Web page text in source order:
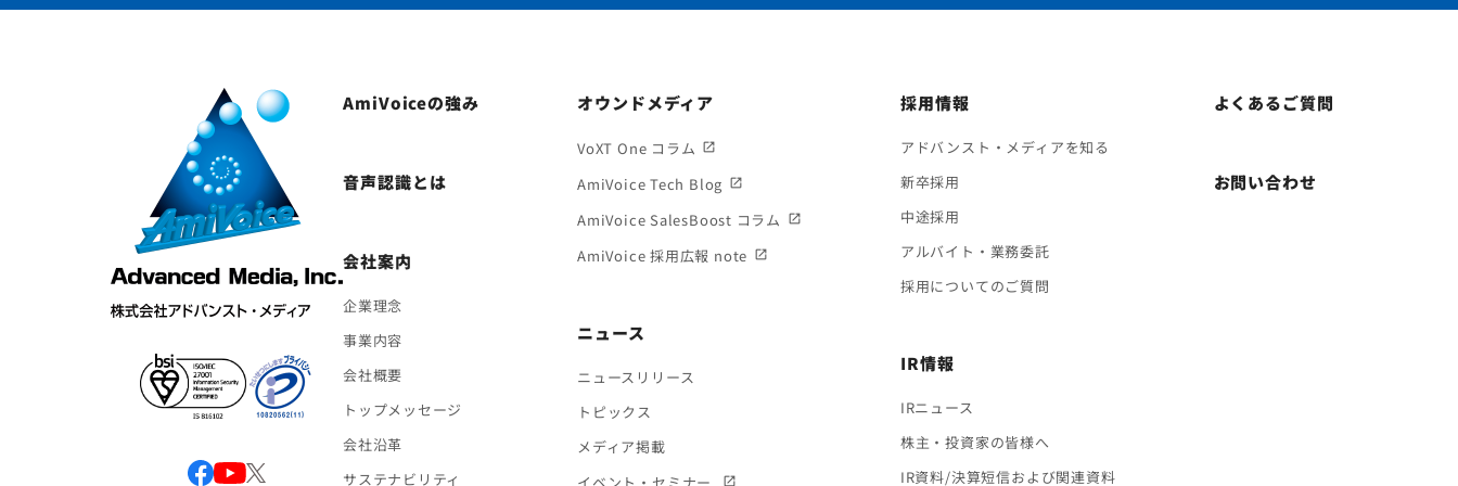
AmiVoiceの強み
音声認識とは
会社案内
企業理念
事業内容
会社概要
トップメッセージ
会社沿革
サステナビリティ
オウンドメディア
VoXT One コラム
AmiVoice Tech Blog
AmiVoice SalesBoost コラム
AmiVoice 採用広報 note
ニュース
ニュースリリース
トピックス
メディア掲載
採用情報
アドバンスト・メディアを知る
新卒採用
中途採用
アルバイト・業務委託
採用についてのご質問
IR情報
IRニュース
株主・投資家の皆様へ
IR資料/決算短信および関連資料
よくあるご質問
お問い合わせ